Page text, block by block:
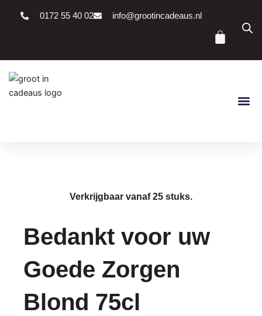
0172 55 40 02 info@grootincadeaus.nl
Bedankt voor uw
Goede Zorgen
Blond 75cl
Verkrijgbaar vanaf 25 stuks.